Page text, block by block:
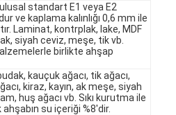
standart E1 veya E2
ve kaplama kalınlığı 0,6 mm ile
Laminat, kontrplak, lake, MDF
siyah ceviz, meşe, tik vb.
birlikte ahşap
kauçuk ağacı, tik ağacı,
kiraz, kayın, ak meşe, siyah
huş ağacı vb. Sıkı kurutma ile
su içeriği %8'dir.